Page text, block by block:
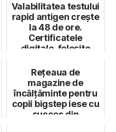
Valabilitatea testului
rapid antigen crește
la 48 de ore.
Certificatele
digitale, folosite
Rețeaua de
magazine de
încălțăminte pentru
copii bigstep iese cu
succes din